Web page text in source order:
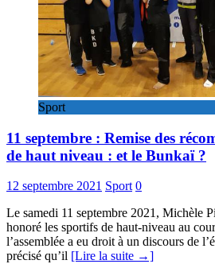
Sport
11 septembre : Remise des
de haut niveau : et le Bunkaï ?
12 septembre 2021 Sport 0
Le samedi 11 septembre 2021, Michèle
honoré les sportifs de haut-niveau au
l’assemblée a eu droit à un discours de
précisé qu’il [Lire la suite →]